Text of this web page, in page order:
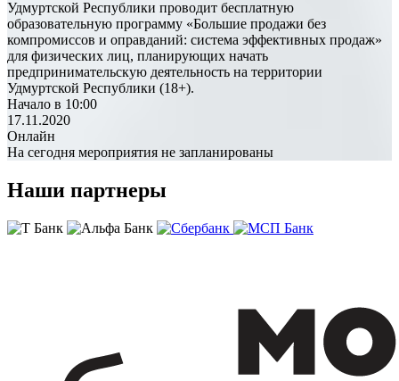
Удмуртской Республики проводит бесплатную
образовательную программу «Большие продажи без
компромиссов и оправданий: система эффективных продаж»
для физических лиц, планирующих начать
предпринимательскую деятельность на территории
Удмуртской Республики (18+).
Начало в 10:00
17.11.2020
Онлайн
На сегодня мероприятия не запланированы
Наши партнеры